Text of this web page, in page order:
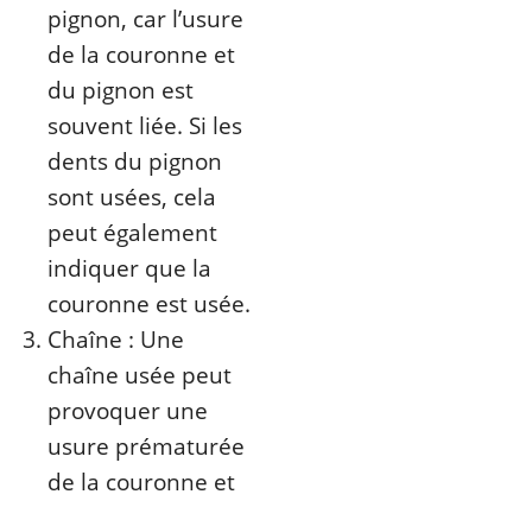
pignon, car l’usure
de la couronne et
du pignon est
souvent liée. Si les
dents du pignon
sont usées, cela
peut également
indiquer que la
couronne est usée.
Chaîne : Une
chaîne usée peut
provoquer une
usure prématurée
de la couronne et